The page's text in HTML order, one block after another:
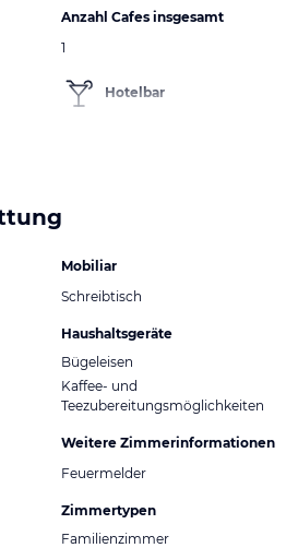
Anzahl Cafes insgesamt
1
Hotelbar
Mobiliar
Schreibtisch
Haushaltsgeräte
Bügeleisen
Kaffee- und
Teezubereitungsmöglichkeiten
Weitere Zimmerinformationen
Feuermelder
Zimmertypen
Familienzimmer